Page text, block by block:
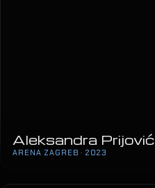
Aleksandra Prijović
ARENA ZAGREB · 2023